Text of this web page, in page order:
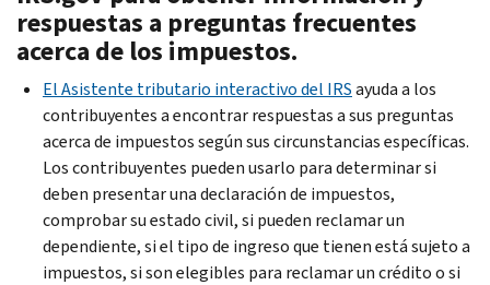
respuestas a preguntas frecuentes
acerca de los impuestos.
El Asistente tributario interactivo del IRSayuda a los
contribuyentes a encontrar respuestas a sus preguntas
acerca de impuestos según sus circunstancias específicas.
Los contribuyentes pueden usarlo para determinar si
deben presentar una declaración de impuestos,
comprobar su estado civil, si pueden reclamar un
dependiente, si el tipo de ingreso que tienen está sujeto a
impuestos, si son elegibles para reclamar un crédito o si